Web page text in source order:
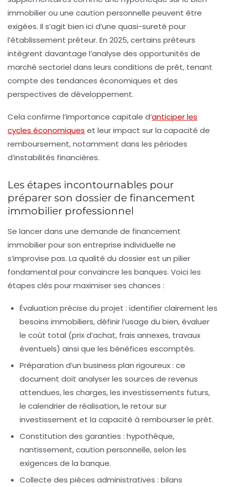
immobilier ou une caution personnelle peuvent être
exigées. Il s’agit bien ici d’une quasi-sureté pour
l’établissement prêteur. En 2025, certains prêteurs
intègrent davantage l’analyse des opportunités de
marché sectoriel dans leurs conditions de prêt, tenant
compte des tendances économiques et des
perspectives de développement.
Cela confirme l’importance capitale d’anticiper les
cycles économiques et leur impact sur la capacité de
remboursement, notamment dans les périodes
d’instabilités financières.
Les étapes incontournables pour
préparer son dossier de financement
immobilier professionnel
Se lancer dans une demande de financement
immobilier pour son entreprise individuelle ne
s’improvise pas. La qualité du dossier est un pilier
fondamental pour convaincre les banques. Voici les
étapes clés pour maximiser ses chances :
Évaluation précise du projet : identifier clairement les
besoins immobiliers, définir l’usage du bien, évaluer
le coût total (prix d’achat, frais annexes, travaux
éventuels) ainsi que les bénéfices escomptés.
Préparation d’un business plan rigoureux : ce
document doit analyser les sources de revenus
attendues, les charges, les investissements futurs,
le calendrier de réalisation, le retour sur
investissement et la capacité à rembourser le prêt.
Constitution des garanties : hypothèque,
nantissement, caution personnelle, selon les
exigences de la banque.
Collecte des pièces administratives : bilans